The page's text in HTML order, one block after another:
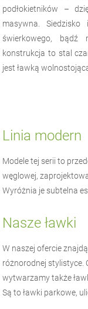
podłokietników –
masywna.
świerkowego, bądź
konstrukcja to stal
jest ławką
Linia modern
Modele tej serii to
węglowej,
Wyróżnia je subtelna
Nasze ławki
W naszej ofercie
różnorodnej stylistyce.
wytwarzamy także
Są to ławki parkowe,